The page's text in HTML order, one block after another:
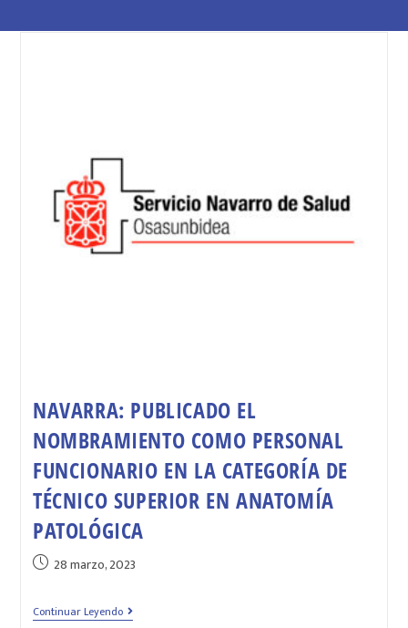
NAVARRA: PUBLICADO EL
NOMBRAMIENTO COMO PERSONAL
FUNCIONARIO EN LA CATEGORÍA DE
TÉCNICO SUPERIOR EN ANATOMÍA
PATOLÓGICA
28 marzo, 2023
Continuar Leyendo